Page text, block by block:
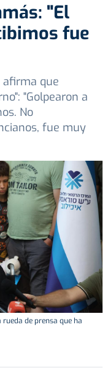
"El
fue
afirma que
"Golpearon a
No
fue muy
de prensa que ha